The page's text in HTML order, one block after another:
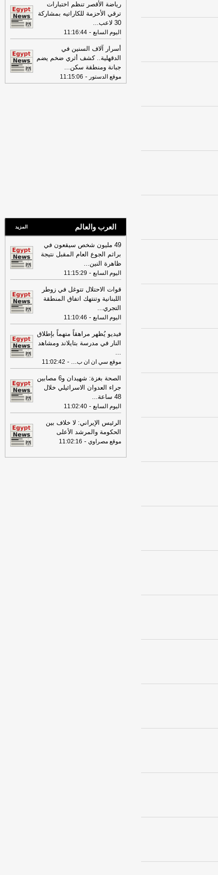
بمسيّرة على ميناء دمياط - لبنانون 24
09:26
مجلس الوزراء المصري: الحريق
الذي تعرضت له سفينتان في ميناء دمياط
أمس ناتج عن طائرة مسيرة
08:34
عناوين الصحف المصرية ليوم
الخميس 30-07-2026
-
رياضة الأقصر تنظم اختبارات
ترقي الأحزمة للكاراتيه بمشاركة
30 لاعب
...
اليوم السابع -
11:16:44
أسرار آلاف السنين في
الدقهلية.. كشف أثري ضخم يضم
جبانة ومنطقة سكن...
موقع الدستور -
11:15:06
العرب والعالم المزيد
49 مليون شخص سيقعون في
براثم الجوع العام المقبل نتيجة
ظاهرة النين...
اليوم السابع -
11:15:29
قوات الاحتلال تتوغل في زوطر
اللبنانية وتنتهك اتفاق المنطقة
التجري...
اليوم السابع -
11:10:46
فيديو يُظهر مراهقاً متهماً بإطلاق
النار في مدرسة بتايلاند ومشاهد
...
موقع سي ان ان ب...
-
11:02:42
الصحة بغزة: شهيدان و6 مصابين
جراء العدوان الاسرائيلي خلال
48 ساعة
...
اليوم السابع -
11:02:40
الرئيس الإيراني: لا خلاف بين
الحكومة والمرشد الأعلى
موقع مصراوي -
11:02:16